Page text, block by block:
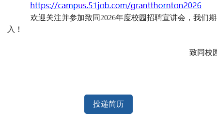
欢迎关注并参加致同 2026年度校园招聘宣讲会，我们
入！
致同校
投递简历